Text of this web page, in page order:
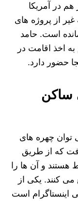
هم در آمریکا
از پروژه‌ های
است. حامد
اخذ اقامت در
حضور دارد.
ساکن
توان چهره های
که از طریق
هستند و آن ها را
می کنند. یکی از
اینستاگرام است